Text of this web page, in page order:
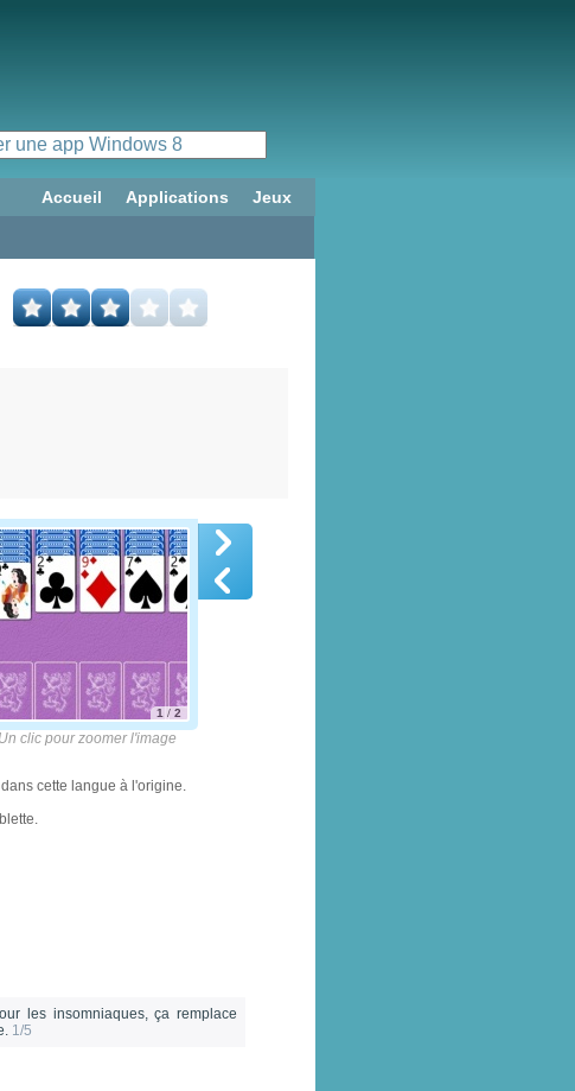
Accueil Applications Jeux
1 / 2
clic pour zoomer l'image
cette langue à l'origine.
les insomniaques, ça remplace
1/5